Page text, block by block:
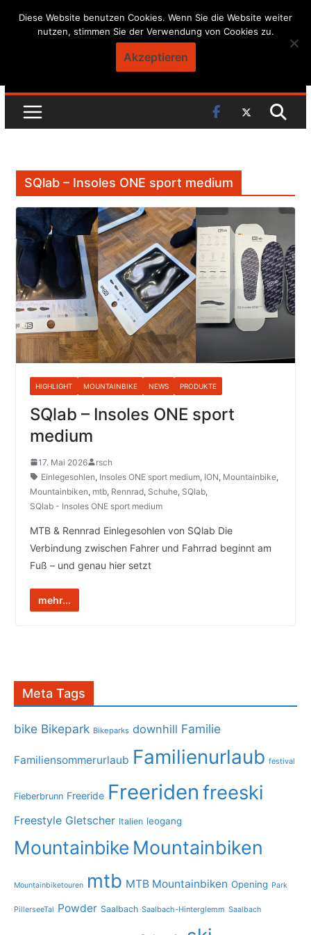
Skip
SQlab – Insoles ONE sport medium
HIGHLIGHT MOUNTAINBIKE NEWS PRODUKTE
SQlab – Insoles ONE sport
medium
17. Mai 2026
rsch
Einlegesohlen, Insoles ONE sport medium, ION, Mountainbike,
Mountainbiken, mtb, Rennrad, Schuhe, SQlab,
SQlab - Insoles ONE sport medium
MTB & Rennrad Einlegesohlen von SQlab Die
Verbindung zwischen Fahrer und Fahrrad beginnt am
Fuß – und genau hier setzt
mehr...
Meta Tags
bike Bikepark Bikeparks downhill Familie
Familiensommerurlaub Familienurlaub festival
Fieberbrunn Freeride Freeriden freeski
Freestyle Gletscher Italien leogang
Mountainbike Mountainbiken
Mountainbiketouren mtb MTB Mountainbiken Opening Park
PillerseeTal Powder Saalbach Saalbach-Hinterglemm Saalbach
Diese Website benutzen Cookies. Wenn Sie die Website weiter
nutzen, stimmen Sie der Verwendung von Cookies zu.
Akzeptieren